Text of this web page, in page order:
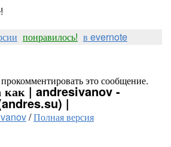
понравилось! в evernote
это сообщение.
как | andresivanov -
|
/Полная версия